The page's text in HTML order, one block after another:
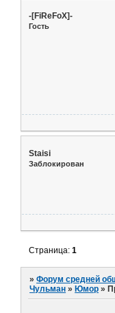
-[FiReFoX]-
Гость
Staisi
Заблокирован
Страница:1
»Форум средней
Чульман »Юмор »